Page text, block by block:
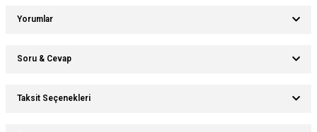
Yorumlar
Soru & Cevap
Taksit Seçenekleri